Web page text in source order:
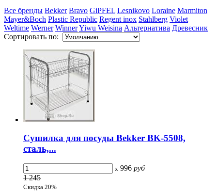
Все бренды Bekker Bravo GiPFEL Lesnikovo Loraine Marmiton
Mayer&Boch Plastic Republic Regent inox Stahlberg Violet
Weltime Werner WinnerYiwu Weisina Альтернатива Древесник
Сортировать по:
Сушилка для посуды Bekker BK-5508,
сталь,...
x 996 руб
1 245
Скидка 20%